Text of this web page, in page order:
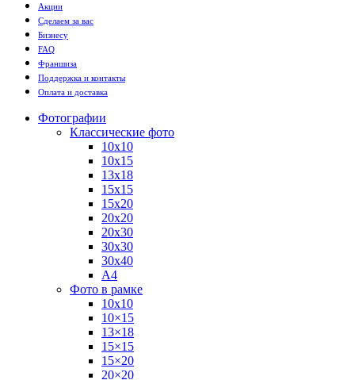
Акции
Сделаем за вас
Бизнесу
FAQ
Франшиза
Поддержка и контакты
Оплата и доставка
Фотографии
Классические фото
10х10
10х15
13х18
15х15
15х20
20х20
20х30
30х30
30х40
А4
Фото в рамке
10х10
10×15
13×18
15×15
15×20
20×20